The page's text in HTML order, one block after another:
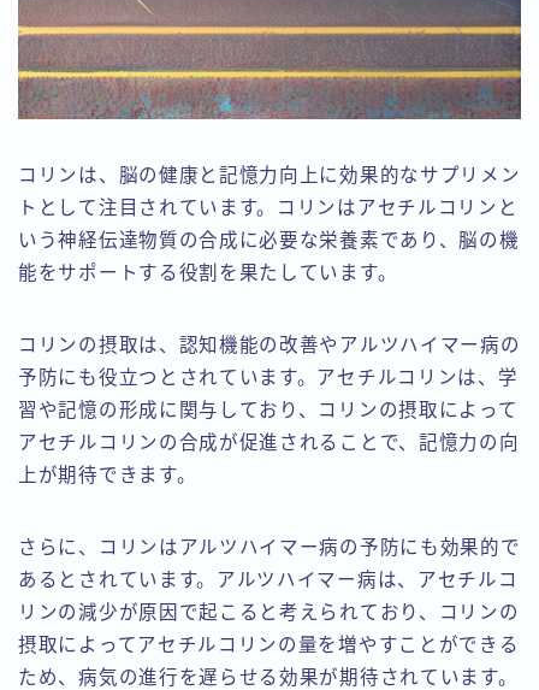
コリンは、脳の健康と記憶力向上に効果的なサプリメン
トとして注目されています。コリンはアセチルコリンと
いう神経伝達物質の合成に必要な栄養素であり、脳の機
能をサポートする役割を果たしています。
コリンの摂取は、認知機能の改善やアルツハイマー病の
予防にも役立つとされています。アセチルコリンは、学
習や記憶の形成に関与しており、コリンの摂取によって
アセチルコリンの合成が促進されることで、記憶力の向
上が期待できます。
さらに、コリンはアルツハイマー病の予防にも効果的で
あるとされています。アルツハイマー病は、アセチルコ
リンの減少が原因で起こると考えられており、コリンの
摂取によってアセチルコリンの量を増やすことができる
ため、病気の進行を遅らせる効果が期待されています。